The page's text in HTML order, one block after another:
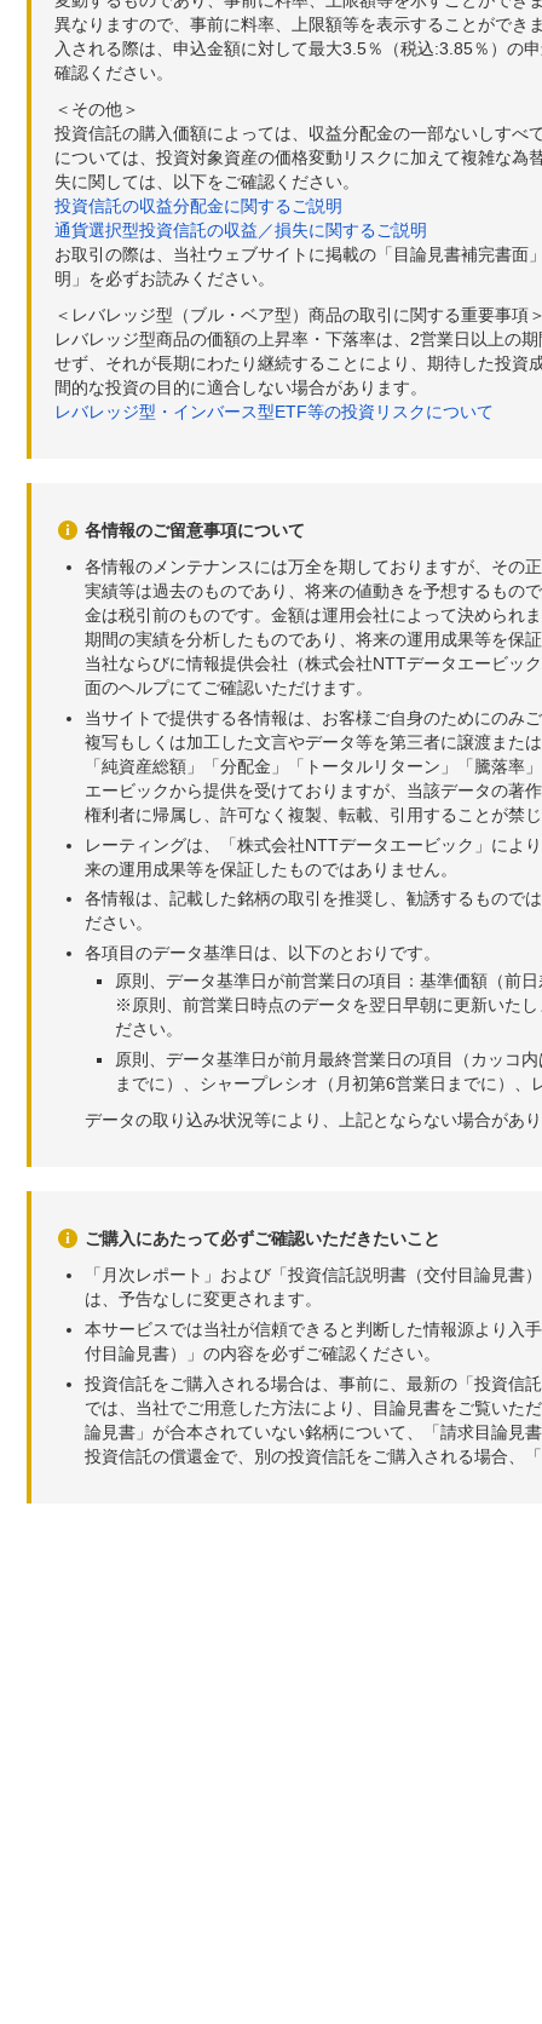
異なりますので、事前に料率、上限額等を表示することがで
入される際は、申込金額に対して最大3.5％（税込:3.85％）の
確認ください。
＜その他＞
投資信託の購入価額によっては、収益分配金の一部ないしす
については、投資対象資産の価格変動リスクに加えて複雑な
失に関しては、以下をご確認ください。
投資信託の収益分配金に関するご説明
通貨選択型投資信託の収益／損失に関するご説明
お取引の際は、当社ウェブサイトに掲載の「目論見書補完書
明」を必ずお読みください。
＜レバレッジ型（ブル・ベア型）商品の取引に関する重要事項
レバレッジ型商品の価額の上昇率・下落率は、2営業日以上の
せず、それが長期にわたり継続することにより、期待した投
間的な投資の目的に適合しない場合があります。
レバレッジ型・インバース型ETF等の投資リスクについて
各情報のご留意事項について
各情報のメンテナンスには万全を期しておりますが、その
実績等は過去のものであり、将来の値動きを予想するもの
金は税引前のものです。金額は運用会社によって決められ
期間の実績を分析したものであり、将来の運用成果等を保
当社ならびに情報提供会社（株式会社NTTデータエービッ
面のヘルプにてご確認いただけます。
当サイトで提供する各情報は、お客様ご自身のためにのみ
複写もしくは加工した文言やデータ等を第三者に譲渡また
「純資産総額」「分配金」「トータルリターン」「騰落
エービックから提供を受けておりますが、当該データの著
権利者に帰属し、許可なく複製、転載、引用することが禁
レーティングは、「株式会社NTTデータエービック」によ
来の運用成果等を保証したものではありません。
各情報は、記載した銘柄の取引を推奨し、勧誘するもので
ださい。
各項目のデータ基準日は、以下のとおりです。
原則、データ基準日が前営業日の項目：基準価額（前
※原則、前営業日時点のデータを翌日早朝に更新いた
ださい。
原則、データ基準日が前月最終営業日の項目（カッコ
までに）、シャープレシオ（月初第6営業日までに）
データの取り込み状況等により、上記とならない場合があ
ご購入にあたって必ずご確認いただきたいこと
「月次レポート」および「投資信託説明書（交付目論見
は、予告なしに変更されます。
本サービスでは当社が信頼できると判断した情報源より入
付目論見書）」の内容を必ずご確認ください。
投資信託をご購入される場合は、事前に、最新の「投資信
では、当社でご用意した方法により、目論見書をご覧いた
論見書」が合本されていない銘柄について、「請求目論見
投資信託の償還金で、別の投資信託をご購入される場合、